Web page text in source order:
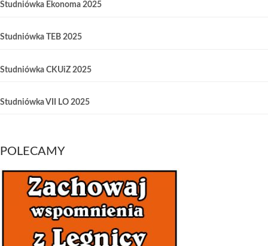
Studniówka Ekonoma 2025
Studniówka TEB 2025
Studniówka CKUiZ 2025
Studniówka VII LO 2025
POLECAMY